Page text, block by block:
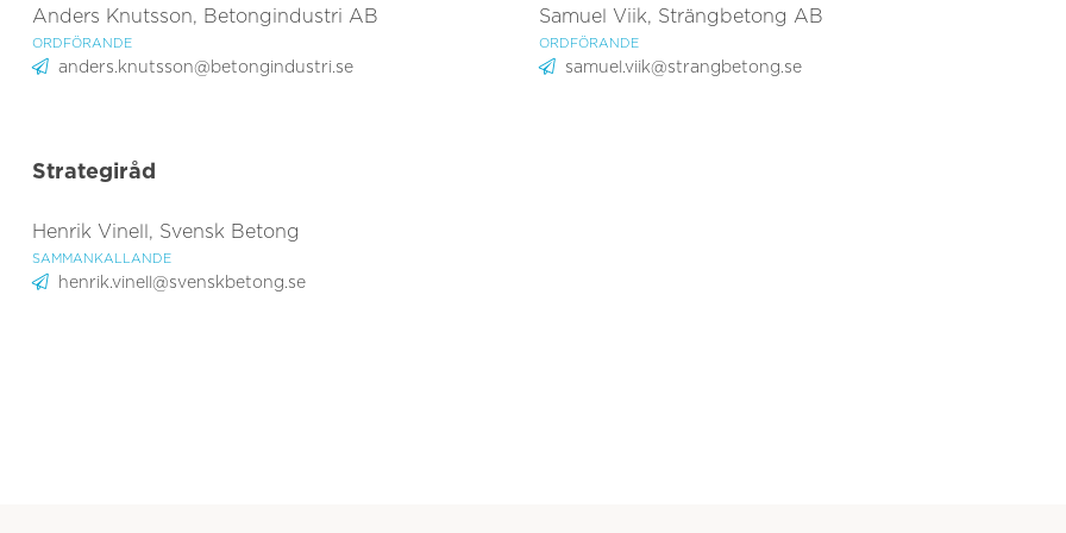
Anders Knutsson, Betongindustri AB
ORDFÖRANDE
anders.knutsson@betongindustri.se
Samuel Viik, Strängbetong AB
ORDFÖRANDE
samuel.viik@strangbetong.se
Strategiråd
Henrik Vinell, Svensk Betong
SAMMANKALLANDE
henrik.vinell@svenskbetong.se